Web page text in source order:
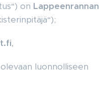
on Lappeenrannan
,
luonnolliseen